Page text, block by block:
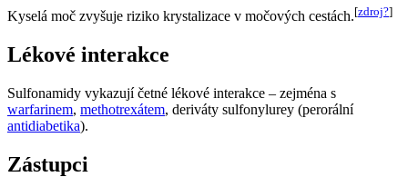
Kyselá moč zvyšuje riziko krystalizace v močových cestách.[zdroj?]
Lékové interakce
Sulfonamidy vykazují četné lékové interakce – zejména s
warfarinem, methotrexátem, deriváty sulfonylurey (perorální
antidiabetika).
Zástupci